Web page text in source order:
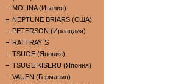
MOLINA (Италия)
NEPTUNE BRIARS (США)
PETERSON (Ирландия)
RATTRAY`S
TSUGE (Япония)
TSUGE KISERU (Япония)
VAUEN (Германия)